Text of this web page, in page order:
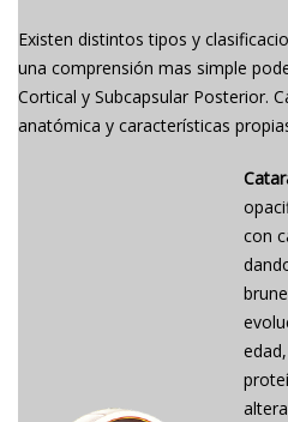
Existen distintos tipos y
una comprensión mas simple
Cortical y Subcapsular Posterior.
anatómica y características
con